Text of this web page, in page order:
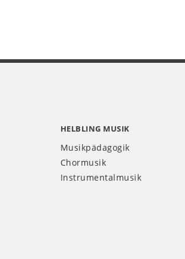
HELBLING MUSIK
Musikpädagogik
Chormusik
Instrumentalmusik